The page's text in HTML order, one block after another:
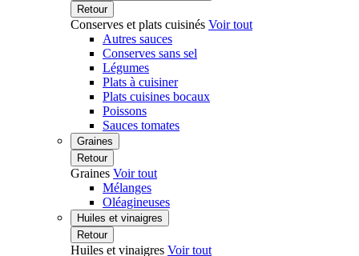
Retour
Conserves et plats cuisinés Voir tout
Autres sauces
Conserves sans sel
Légumes
Plats à cuisiner
Plats cuisines bocaux
Poissons
Sauces tomates
Graines
Retour
Graines Voir tout
Mélanges
Oléagineuses
Huiles et vinaigres
Retour
Huiles et vinaigres Voir tout